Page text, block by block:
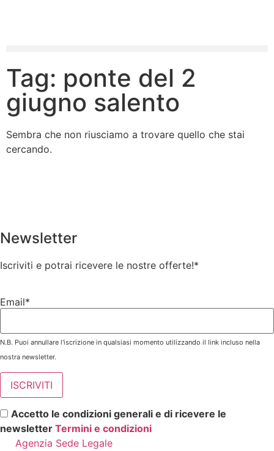
Tag: ponte del 2
giugno salento
Sembra che non riusciamo a trovare quello che stai
cercando.
Agenzia Sede Legale
Newsletter
Iscriviti e potrai ricevere le nostre offerte!*
Email*
N.B. Puoi annullare l'iscrizione in qualsiasi momento utilizzando il link incluso nella
nostra newsletter.
Accetto le condizioni generali e di ricevere le
newsletter Termini e condizioni